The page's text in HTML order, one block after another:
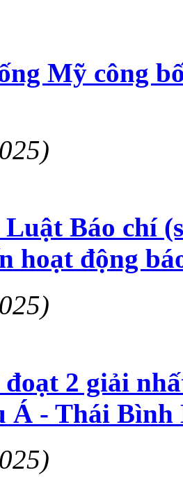
Mỹ công
Báo chí
hoạt động
2 giải
Á - Thái Bình